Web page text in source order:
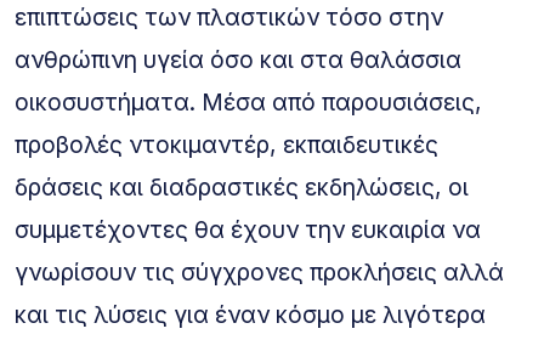
επιπτώσεις των πλαστικών τόσο στην
ανθρώπινη υγεία όσο και στα θαλάσσια
οικοσυστήματα. Μέσα από παρουσιάσεις,
προβολές ντοκιμαντέρ, εκπαιδευτικές
δράσεις και διαδραστικές εκδηλώσεις, οι
συμμετέχοντες θα έχουν την ευκαιρία να
γνωρίσουν τις σύγχρονες προκλήσεις αλλά
και τις λύσεις για έναν κόσμο με λιγότερα